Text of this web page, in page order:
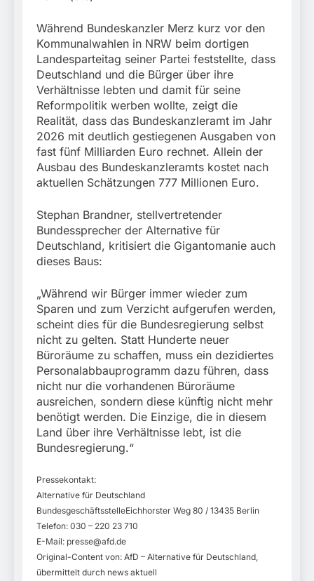
Bahnübergang in Aubing
/ Bundespolizei ermittelt
wegen gefährlichen
Eingriffs in den
Bahnverkehr
Während Bundeskanzler Merz kurz vor den
Kommunalwahlen in NRW beim dortigen
Landesparteitag seiner Partei feststellte, dass
Deutschland und die Bürger über ihre
Verhältnisse lebten und damit für seine
Reformpolitik werben wollte, zeigt die
Realität, dass das Bundeskanzleramt im Jahr
2026 mit deutlich gestiegenen Ausgaben von
fast fünf Milliarden Euro rechnet. Allein der
Ausbau des Bundeskanzleramts kostet nach
aktuellen Schätzungen 777 Millionen Euro.
Stephan Brandner, stellvertretender
Bundessprecher der Alternative für
Deutschland, kritisiert die Gigantomanie auch
dieses Baus:
„Während wir Bürger immer wieder zum
Sparen und zum Verzicht aufgerufen werden,
scheint dies für die Bundesregierung selbst
nicht zu gelten. Statt Hunderte neuer
Büroräume zu schaffen, muss ein dezidiertes
Personalabbauprogramm dazu führen, dass
nicht nur die vorhandenen Büroräume
ausreichen, sondern diese künftig nicht mehr
benötigt werden. Die Einzige, die in diesem
Land über ihre Verhältnisse lebt, ist die
Bundesregierung.“
Pressekontakt:
Alternative für Deutschland
BundesgeschäftsstelleEichhorster Weg 80 / 13435 Berlin
Telefon: 030 – 220 23 710
E-Mail: presse@afd.de
Original-Content von: AfD – Alternative für Deutschland,
übermittelt durch news aktuell